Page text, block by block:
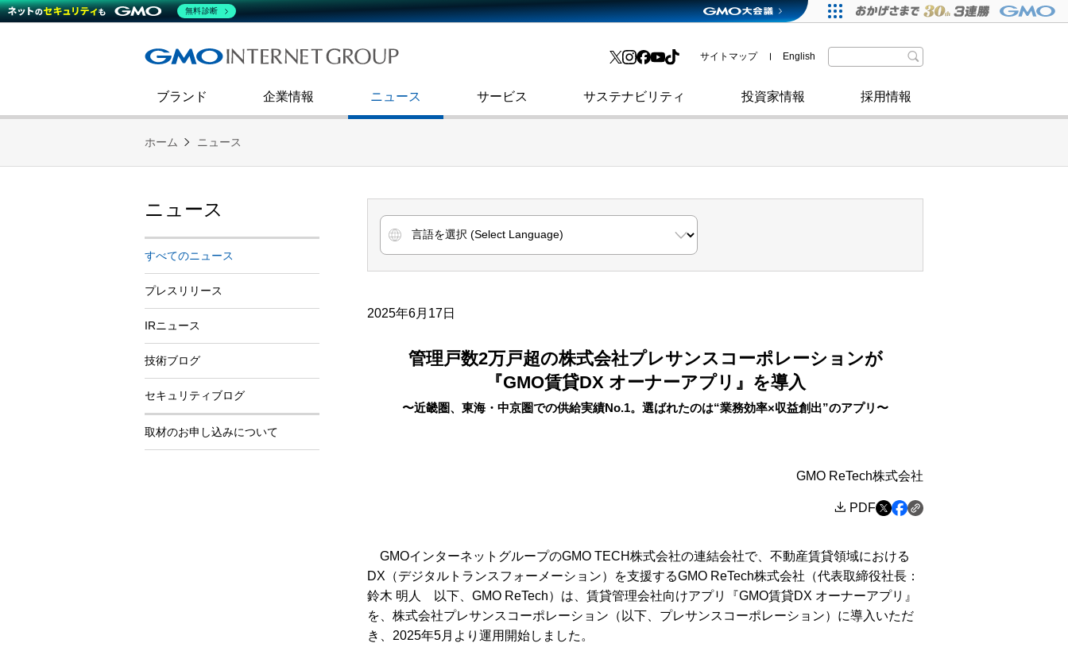
ブランド
企業情報
会社概要
社史
渋谷フクラス入館方法
ニュース
技術ブログ 取材のお申し込みについて
サービス
インターネットセキュリティ事業 その他
サステナビリティ
コミュニケーション
ダイバーシティ＆インクルージョン
SDGsへの取り組み
政府・自治体からの認定
投資家情報
熊谷正寿が語るグループ成長戦略・
財務・業績
よくあるご質問 格付・社債情報
採用情報
第二新卒採用 サイトマップ English
ホーム ニュース
2025年6月17日
管理戸数2万戸超の株式会社プレサンスコーポレーションが
『GMO賃貸DX オーナーアプリ』を導入
〜近畿圏、東海・中京圏での供給実績No.1。選ばれたのは“業務効率×収益創出”のアプリ〜
GMO ReTech株式会社
PDF
GMOインターネットグループのGMO TECH株式会社の連結会社で、不動産賃貸領域における
DX（デジタルトランスフォーメーション）を支援するGMO ReTech株式会社（代表取締役社長：
鈴木 明人 以下、GMO ReTech）は、賃貸管理会社向けアプリ『GMO賃貸DX オーナーアプリ』
を、株式会社プレサンスコーポレーション（以下、プレサンスコーポレーション）に導入いただ
き、2025年5月より運用開始しました。
ニュース
すべてのニュース
プレスリリース
IRニュース
技術ブログ
セキュリティブログ
取材のお申し込みについて
無料診断